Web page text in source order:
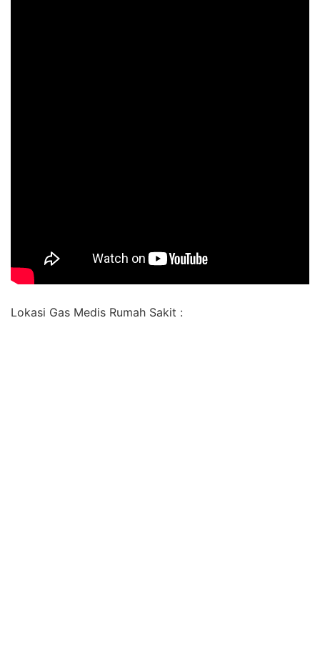
Lokasi Gas Medis Rumah Sakit :